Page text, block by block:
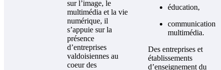
sur l’image, le
multimédia et la vie
numérique, il
s’appuie sur la
présence
d’entreprises
valdoisiennes au
coeur des
éducation,
communication
multimédia.
Des entreprises et
établissements
d’enseignement du